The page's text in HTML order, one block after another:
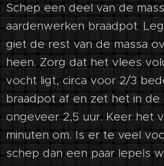
Schep een deel van de
aardenwerken braadpot.
giet de rest van de massa
heen. Zorg dat het vlees
vocht ligt, circa voor 2/3
braadpot af en zet het in de
ongeveer 2,5 uur. Keer het
minuten om. Is er te veel
schep dan een paar lepels